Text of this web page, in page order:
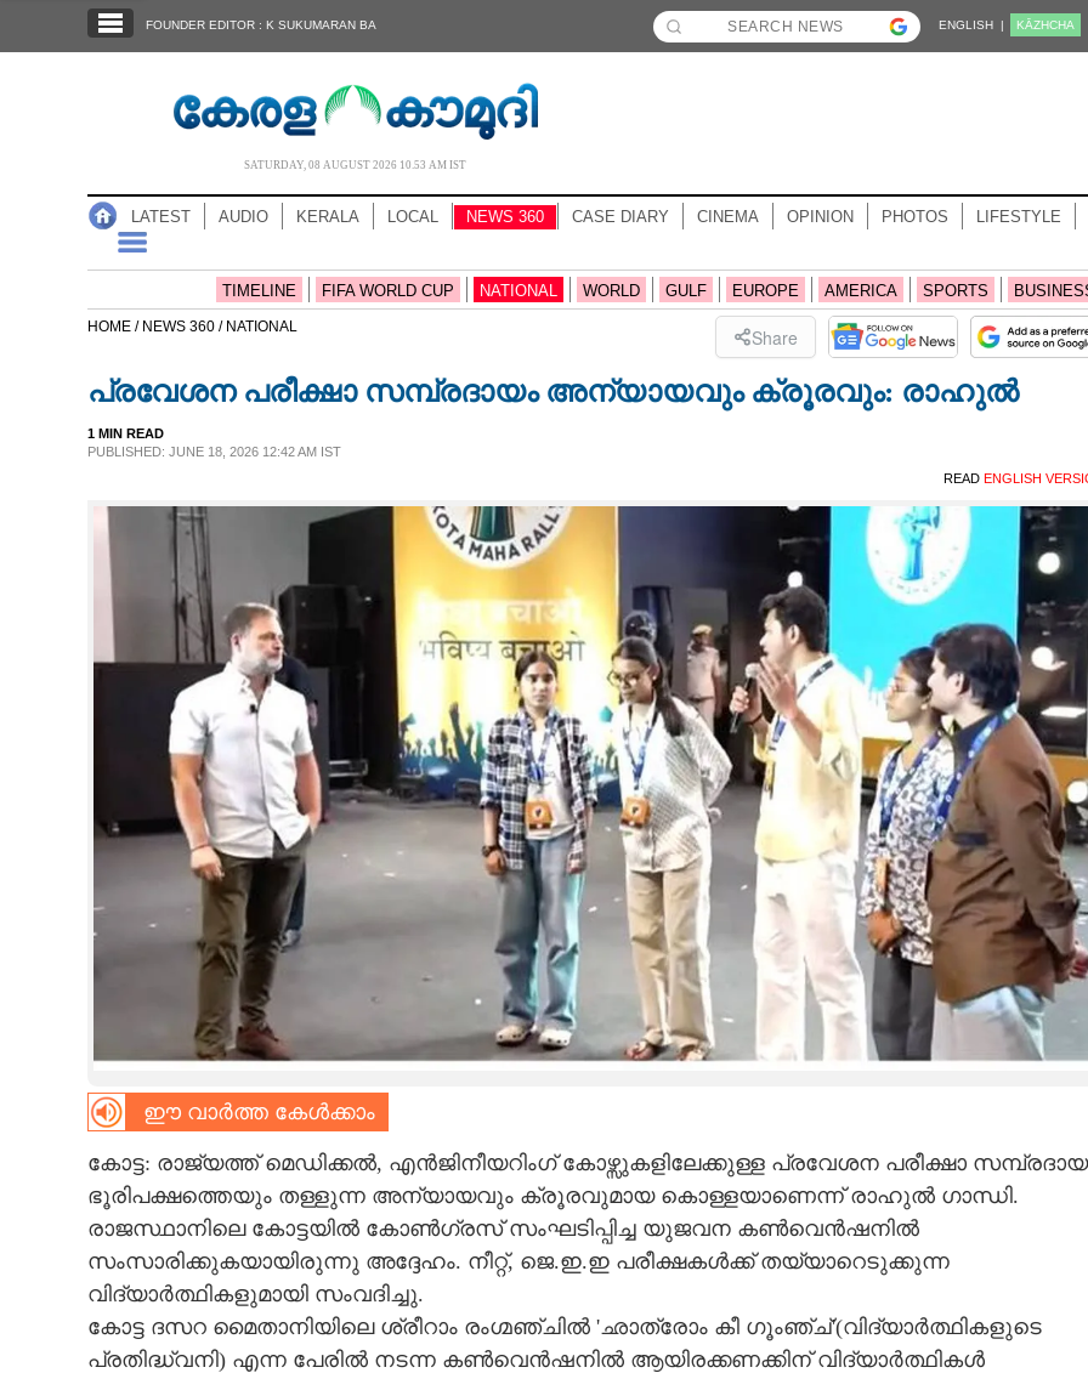
NOTIFIED NEWS
CARTOONS
LITERATURE
CONTACT US
FOUNDER EDITOR : K SUKUMARAN BA ENGLISH | KĀZHCHA
SATURDAY, 08 AUGUST 2026 10.53 AM IST
LATEST AUDIO KERALA LOCAL NEWS 360 CASE DIARY CINEMA OPINION PHOTOS LIFESTYLE
TIMELINE FIFA WORLD CUP NATIONAL WORLD GULF EUROPE AMERICA SPORTS
HOME / NEWS 360 / NATIONAL Share
പ്രവേശന പരീക്ഷാ സമ്പ്രദായം അന്യായവും ക്രൂരവും: രാഹുൽ
1 MIN READ
PUBLISHED: JUNE 18, 2026 12:42 AM IST
READ ENGLISH
ഈ വാർത്ത കേൾക്കാം
കോട്ട: രാജ്യത്ത് മെഡിക്കൽ, എൻജിനീയറിംഗ് കോഴ്സുകളിലേക്കുള്ള പ്രവേശന പരീക്ഷാ
ഭൂരിപക്ഷത്തെയും തള്ളുന്ന അന്യായവും ക്രൂരവുമായ കൊള്ളയാണെന്ന് രാഹുൽ ഗാന്ധി.
രാജസ്ഥാനിലെ കോട്ടയിൽ കോൺഗ്രസ് സംഘടിപ്പിച്ച യുജവന കൺവെൻഷനിൽ
സംസാരിക്കുകയായിരുന്നു അദ്ദേഹം. നീറ്റ്, ജെ.ഇ.ഇ പരീക്ഷകൾക്ക് തയ്യാറെടുക്കുന്ന
വിദ്യാർത്ഥികളുമായി സംവദിച്ചു.
കോട്ട ദസറ മൈതാനിയിലെ ശ്രീറാം രംഗ്മഞ്ചിൽ 'ഛാത്രോം കീ ഗൂംഞ്ച്'(വിദ്യാർത്ഥികളുടെ
പ്രതിദ്ധ്വനി) എന്ന പേരിൽ നടന്ന കൺവെൻഷനിൽ ആയിരക്കണക്കിന് വിദ്യാർത്ഥികൾ